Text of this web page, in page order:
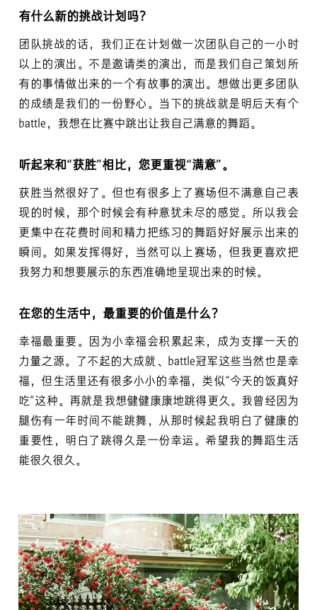
有什么新的挑战计划吗？
团队挑战的话，我们正在计划做一次团队自己的一小时
以上的演出。不是邀请类的演出，而是我们自己策划所
有的事情做出来的一个有故事的演出。想做出更多团队
的成绩是我们的一份野心。当下的挑战就是明后天有个
battle，我想在比赛中跳出让我自己满意的舞蹈。
听起来和“获胜”相比，您更重视“满意”。
获胜当然很好了。但也有很多上了赛场但不满意自己表
现的时候，那个时候会有种意犹未尽的感觉。所以我会
更集中在花费时间和精力把练习的舞蹈好好展示出来的
瞬间。如果发挥得好，当然可以上赛场，但我更喜欢把
我努力和想要展示的东西准确地呈现出来的时候。
在您的生活中，最重要的价值是什么？
幸福最重要。因为小幸福会积累起来，成为支撑一天的
力量之源。了不起的大成就、battle冠军这些当然也是幸
福，但生活里还有很多小小的幸福，类似“今天的饭真好
吃”这种。再就是我想健健康康地跳得更久。我曾经因为
腿伤有一年时间不能跳舞，从那时候起我明白了健康的
重要性，明白了跳得久是一份幸运。希望我的舞蹈生活
能很久很久。